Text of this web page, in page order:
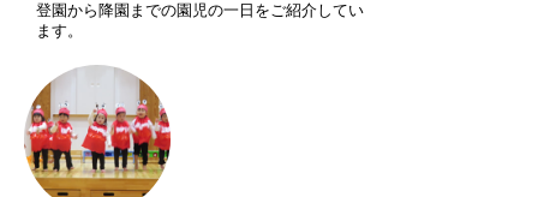
登園から降園までの園児の一日をご紹介してい
ます。